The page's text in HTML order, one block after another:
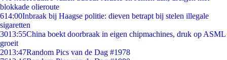
blokkade olieroute
614:00Inbraak bij Haagse politie: dieven betrapt bij stelen illegale
sigaretten
3013:55China boekt doorbraak in eigen chipmachines, druk op ASML
groeit
2013:47Random Pics van de Dag #1978